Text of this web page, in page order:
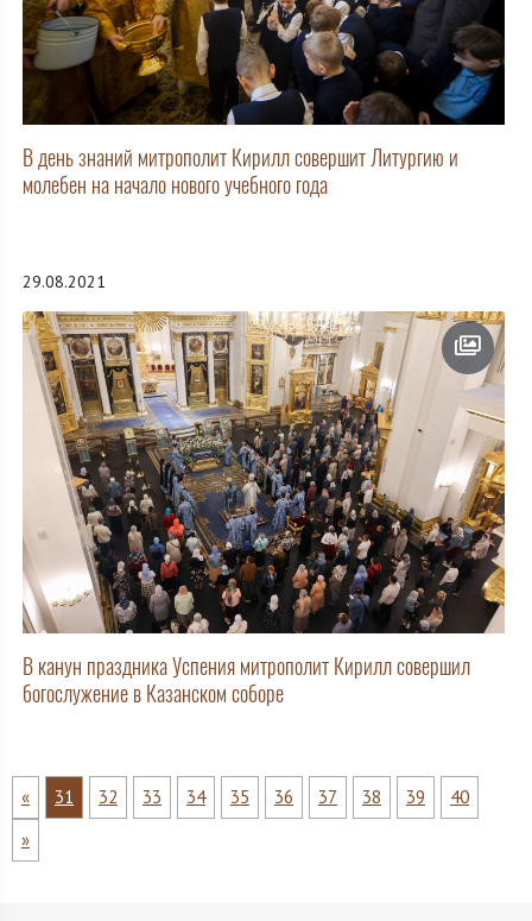
В день знаний митрополит Кирилл совершит Литургию и
молебен на начало нового учебного года
29.08.2021
В канун праздника Успения митрополит Кирилл совершил
богослужение в Казанском соборе
« 31 32 33 34 35 36 37 38 39
40
»